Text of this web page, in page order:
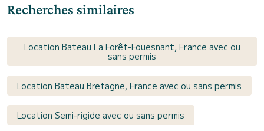
Recherches similaires
Location Bateau La Forêt-Fouesnant, France avec ou
sans permis
Location Bateau Bretagne, France avec ou sans permis
Location Semi-rigide avec ou sans permis